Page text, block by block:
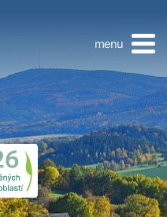
menu